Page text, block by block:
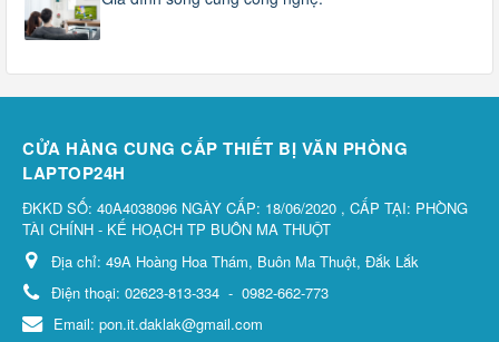
CỬA HÀNG CUNG CẤP THIẾT BỊ VĂN PHÒNG
LAPTOP24H
ĐKKD SỐ: 40A4038096 NGÀY CẤP: 18/06/2020 , CẤP TẠI: PHÒNG
TÀI CHÍNH - KẾ HOẠCH TP BUÔN MA THUỘT
Địa chỉ: 49A Hoàng Hoa Thám, Buôn Ma Thuột, Đắk Lắk
Điện thoại: 02623-813-334 - 0982-662-773
Email: pon.it.daklak@gmail.com